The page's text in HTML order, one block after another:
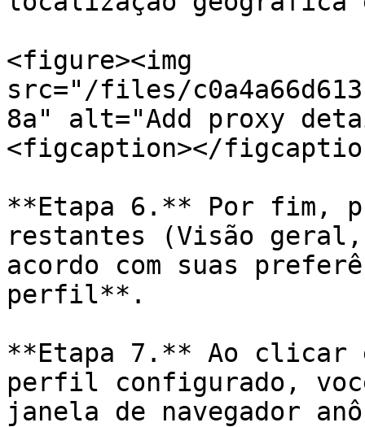
<figure><img
src="/files/
8a" alt="Add proxy
<figcaption></
**Etapa 6.** Por fim,
restantes (Visão
acordo com suas
perfil**.
**Etapa 7.** Ao clicar
perfil configurado,
janela de navegador